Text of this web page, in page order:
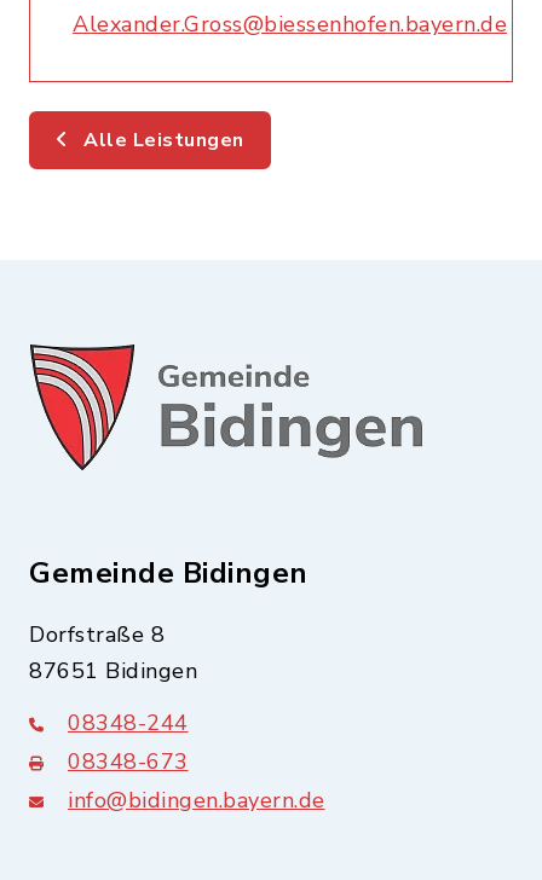
Alexander.Gross@biessenhofen.bayern.de
Alle Leistungen
Gemeinde Bidingen
Dorfstraße 8
87651 Bidingen
08348-244
08348-673
info@bidingen.bayern.de